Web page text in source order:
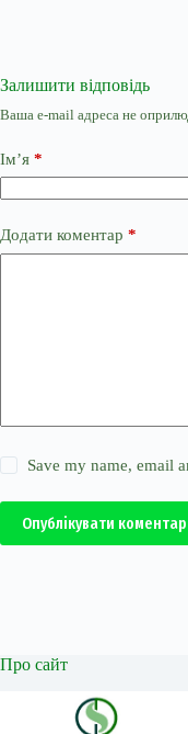
Залишити відповідь
Ваша e-mail адреса не
Ім’я *
Додати коментар *
Save my name, email
Опублікувати коментар
Про сайт